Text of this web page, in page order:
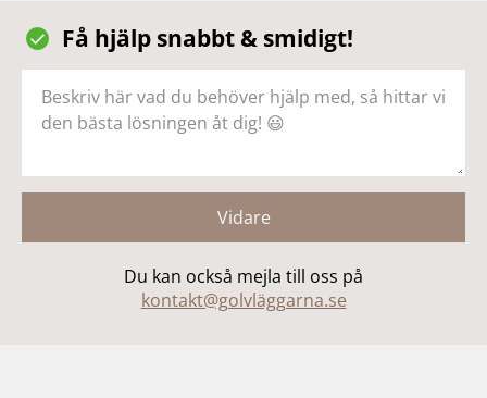
Vidare
Du kan också mejla till oss på
kontakt@golvläggarna.se
Få hjälp snabbt & smidigt!